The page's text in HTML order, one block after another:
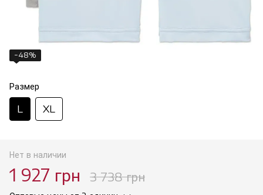
−48%
Размер
L XL
Нет в наличии
1 927 грн 3 738 грн